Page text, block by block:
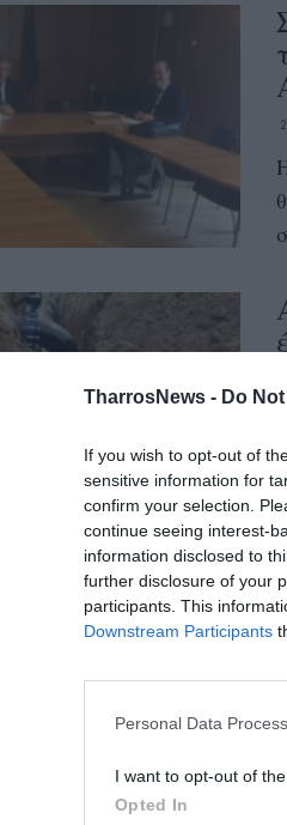
TharrosNews - Do
If you wish to opt-out of
sensitive information for
confirm your selection.
continue seeing interest-
information disclosed to
further disclosure of your
participants. This
Downstream Participants
Personal Data
I want to opt-out of
Opted In